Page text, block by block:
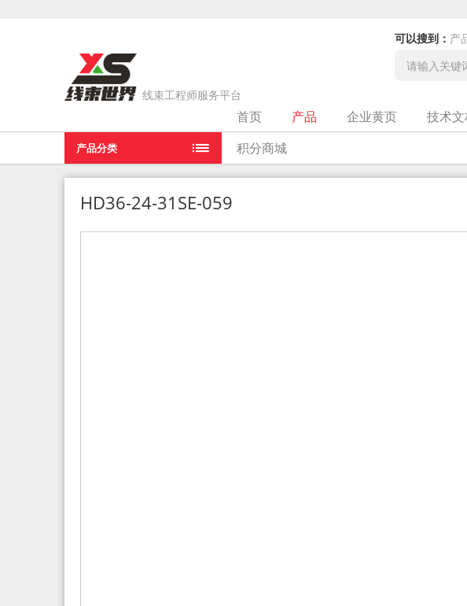
线束工程师服务平台
可以搜到： 产
产品分类
首页 产品 企业黄页 技术
积分商城
当前位置： HD36-24-31SE-059
HD36-24-31SE-059